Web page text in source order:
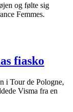
og følte sig
Femmes.
fiasko
i Tour de Pologne,
Visma fra en